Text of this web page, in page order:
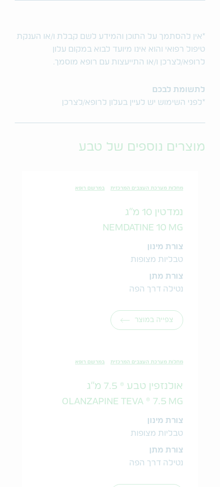
*אין להסתמך על התוכן והמידע לשם קבלת ו/או הענקת
טיפול רפואי והוא אינו מיועד לבוא במקום עלון
לרופא/לצרכן ו/או התייעצות עם רופא מוסמך.
לתשומת לבכם
*לפני השימוש יש לעיין בעלון לרופא/לצרכן
מוצרים נוספים של טבע
מחלות מערכת העצבים המרכזית במרשם רופא
נמדטין 10 מ"ג
NEMDATINE 10 MG
צורת מינון
טבליות מצופות
צורת מתן
נטילה דרך הפה
צפייה במוצר
מחלות מערכת העצבים המרכזית במרשם רופא
אולנזפין טבע ® 7.5 מ"ג
OLANZAPINE TEVA ® 7.5 MG
צורת מינון
טבליות מצופות
צורת מתן
נטילה דרך הפה